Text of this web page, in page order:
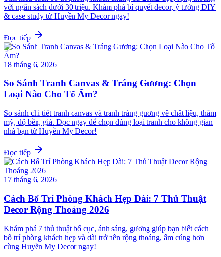
với ngân sách dưới 30 triệu. Khám phá bí quyết decor, ý tưởng DIY
& case study từ Huyền My Decor ngay!
Đọc tiếp
18 tháng 6, 2026
So Sánh Tranh Canvas & Tráng Gương: Chọn
Loại Nào Cho Tổ Ấm?
So sánh chi tiết tranh canvas và tranh tráng gương về chất liệu, thẩm
mỹ, độ bền, giá. Đọc ngay để chọn đúng loại tranh cho không gian
nhà bạn từ Huyền My Decor!
Đọc tiếp
17 tháng 6, 2026
Cách Bố Trí Phòng Khách Hẹp Dài: 7 Thủ Thuật
Decor Rộng Thoáng 2026
Khám phá 7 thủ thuật bố cục, ánh sáng, gương giúp bạn biết cách
bố trí phòng khách hẹp và dài trở nên rộng thoáng, ấm cúng hơn
cùng Huyền My Decor ngay!